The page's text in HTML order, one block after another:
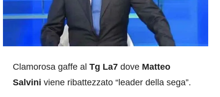
Clamorosa gaffe al Tg La7 dove Matteo
Salvini viene ribattezzato “leader della sega”.